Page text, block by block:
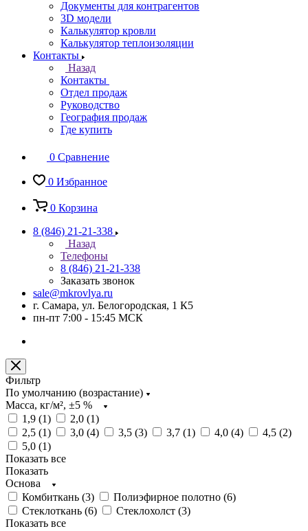
Документы для контрагентов
3D модели
Калькулятор кровли
Калькулятор теплоизоляции
Контакты
Назад
Контакты
Отдел продаж
Руководство
География продаж
Где купить
0 Сравнение
0 Избранное
0 Корзина
8 (846) 21-21-338
Назад
Телефоны
8 (846) 21-21-338
Заказать звонок
sale@mkrovlya.ru
г. Самара, ул. Белогородская, 1 К5
пн-пт 7:00 - 15:45 МСК
Фильтр
По умолчанию (возрастание)
Масса, кг/м², ±5 %
1,9 (1) 2,0 (1)
2,5 (1) 3,0 (4) 3,5 (3) 3,7 (1) 4,0 (4) 4,5 (2)
5,0 (1)
Показать все
Показать
Основа
Комбиткань (3) Полиэфирное полотно (6)
Стеклоткань (6) Стеклохолст (3)
Показать все